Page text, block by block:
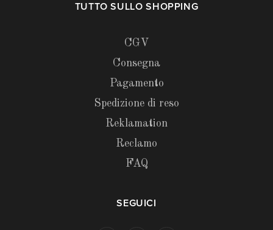
TUTTO SULLO SHOPPING
CGV
Consegna
Pagamento
Spedizione di reso
Reklamation
Reclamo
FAQ
SEGUICI